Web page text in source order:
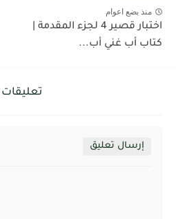
منذ بضع اعوام
اختبار قصير 4 لجزء المقدمة |
كتاب أب غني أب...
تعليقات
إرسال تعليق